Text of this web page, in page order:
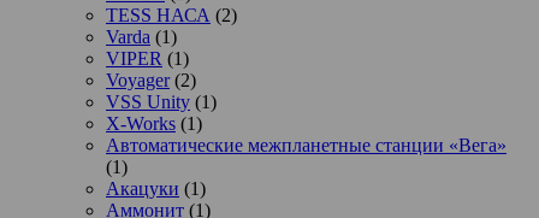
TESS НАСА (2)
Varda (1)
VIPER (1)
Voyager(2)
VSS Unity (1)
X-Works (1)
Автоматические межпланетные станции «Вега»
(1)
Акацуки (1)
Аммонит (1)